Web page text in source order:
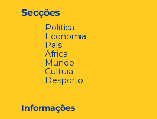
Secções
Política
Economia
País
África
Mundo
Cultura
Desporto
Informações